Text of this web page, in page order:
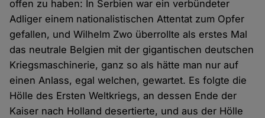
offen zu haben: In Serbien war ein verbündeter
Adliger einem nationalistischen Attentat zum Opfer
gefallen, und Wilhelm Zwo überrollte als erstes Mal
das neutrale Belgien mit der gigantischen deutschen
Kriegsmaschinerie, ganz so als hätte man nur auf
einen Anlass, egal welchen, gewartet. Es folgte die
Hölle des Ersten Weltkriegs, an dessen Ende der
Kaiser nach Holland desertierte, und aus der Hölle